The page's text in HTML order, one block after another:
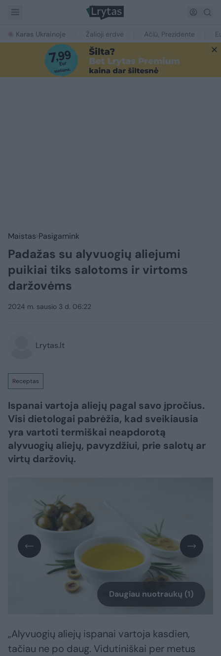
Karas Ukrainoje Žalioji erdvė Ačiū, Prezidente
Maistas Pasigamink
Padažas su alyvuogių aliejumi
puikiai tiks salotoms ir virtoms
daržovėms
2024 m. sausio 3 d. 06:22
Lrytas.lt
Receptas
Ispanai vartoja aliejų pagal savo įpročius.
Visi dietologai pabrėžia, kad sveikiausia
yra vartoti termiškai neapdorotą
alyvuogių aliejų, pavyzdžiui, prie salotų ar
virtų daržovių.
Daugiau nuotraukų (1)
„Alyvuogių aliejų ispanai vartoja kasdien,
tačiau ne po daug. Vidutiniškai per metus